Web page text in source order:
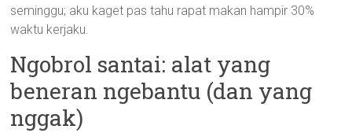
seminggu; aku kaget pas tahu rapat makan hampir 30%
waktu kerjaku.
Ngobrol santai: alat yang
beneran ngebantu (dan yang
nggak)